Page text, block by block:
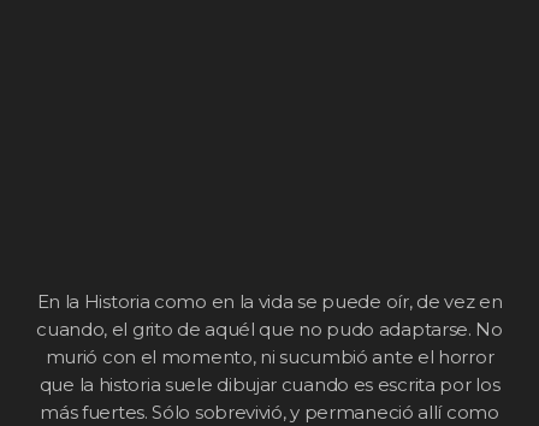
En la Historia como en la vida se puede oír, de vez en
cuando, el grito de aquél que no pudo adaptarse. No
murió con el momento, ni sucumbió ante el horror
que la historia suele dibujar cuando es escrita por los
más fuertes. Sólo sobrevivió, y permaneció allí como